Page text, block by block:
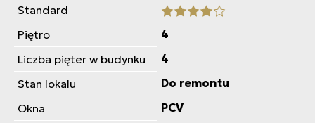
Standard
Piętro
4
Liczba pięter w budynku
4
Stan lokalu
Do remontu
Okna
PCV